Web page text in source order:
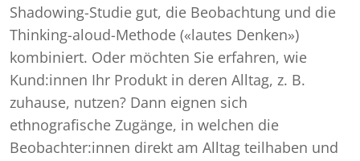
Shadowing-Studie gut, die Beobachtung und die
Thinking-aloud-Methode («lautes Denken»)
kombiniert. Oder möchten Sie erfahren, wie
Kund:innen Ihr Produkt in deren Alltag, z. B.
zuhause, nutzen? Dann eignen sich
ethnografische Zugänge, in welchen die
Beobachter:innen direkt am Alltag teilhaben und